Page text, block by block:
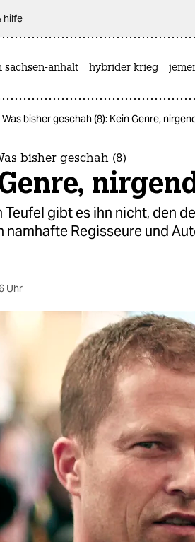
hilfe
sachsen-anhalt hybrider krieg
Was bisher geschah (8): Kein Genre,
bisher geschah (8)
Teufel gibt es ihn nicht, den
namhafte Regisseure und
Uhr